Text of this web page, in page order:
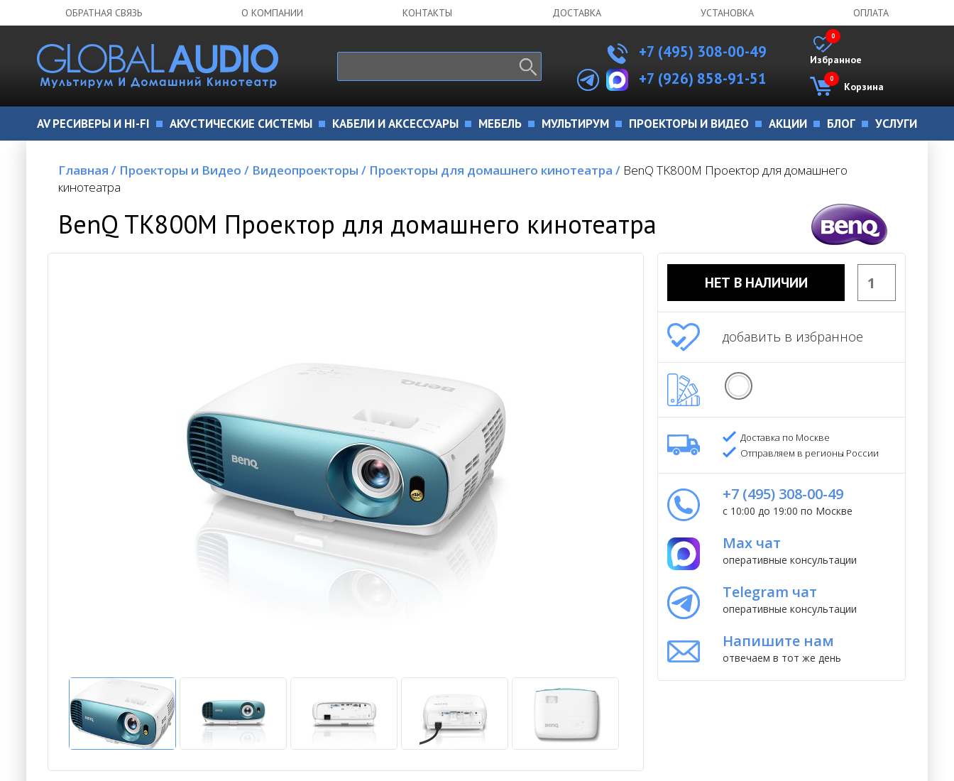
ОБРАТНАЯ СВЯЗЬ О КОМПАНИИ КОНТАКТЫ ДОСТАВКА УСТАНОВКА ОПЛАТА
+7 (495) 308-00-49
+7 (926) 858-91-51
Избранное
0
Корзина
0
AV РЕСИВЕРЫ И HI-FI АКУСТИЧЕСКИЕ СИСТЕМЫ КАБЕЛИ И АКСЕССУАРЫ МЕБЕЛЬ МУЛЬТИРУМ ПРОЕКТОРЫ И ВИДЕО АКЦИИ БЛОГ УСЛУГИ
Главная / Проекторы и Видео / Видеопроекторы / Проекторы для домашнего кинотеатра / BenQ TK800M Проектор для домашнего
кинотеатра
BenQ TK800M Проектор для домашнего кинотеатра
НЕТ В НАЛИЧИИ
добавить в избранное
Доставка по Москве
Отправляем в регионы России
+7 (495) 308-00-49
с 10:00 до 19:00 по Москве
Max чат
оперативные консультации
Telegram чат
оперативные консультации
Напишите нам
отвечаем в тот же день